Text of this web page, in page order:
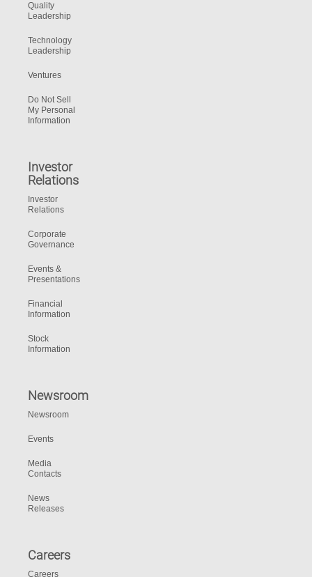
Quality
Leadership
Technology
Leadership
Ventures
Do Not Sell
My Personal
Information
Investor
Relations
Investor
Relations
Corporate
Governance
Events &
Presentations
Financial
Information
Stock
Information
Newsroom
Newsroom
Events
Media
Contacts
News
Releases
Careers
Careers